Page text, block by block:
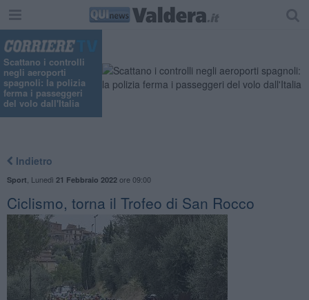
Scattano i controlli
negli aeroporti
spagnoli: la polizia
ferma i passeggeri
del volo dall'Italia
Indietro
Sport Lunedì 21 Febbraio 2022ore 09:00
Ciclismo, torna il Trofeo di San Rocco